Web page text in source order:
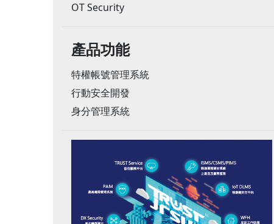
OT Security
產品功能
特權帳號管理系統
行動安全開發
身分管理系統